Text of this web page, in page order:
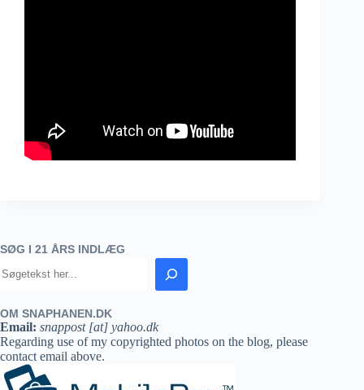
SØG I 21 ÅRS INDLÆG
OM SNAPHANEN.DK
Email: snappost [at] yahoo.dk
Regarding use of my copyrighted photos on the blog, please
contact email above.